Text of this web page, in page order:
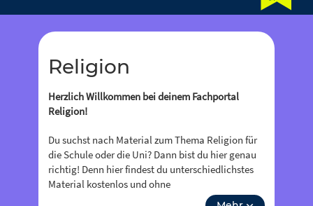
Religion
Herzlich Willkommen bei deinem Fachportal
Religion!
Du suchst nach Material zum Thema Religion für
die Schule oder die Uni? Dann bist du hier genau
richtig! Denn hier findest du unterschiedlichstes
Material kostenlos und ohne
Zugangsbeschränkung. Neben sorgfältig